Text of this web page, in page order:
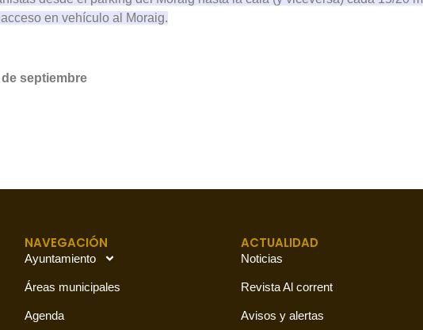
en vehículo al Moraig.
septiembre
NAVEGACIÓN
Ayuntamiento
Áreas municipales
Agenda
ACTUALIDAD
Noticias
Revista Al corrent
Avisos y alertas